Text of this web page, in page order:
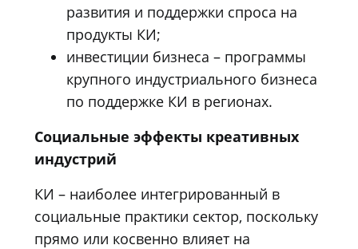
развития и поддержки спроса на
продукты КИ;
инвестиции бизнеса – программы
крупного индустриального бизнеса
по поддержке КИ в регионах.
Социальные эффекты креативных
индустрий
КИ – наиболее интегрированный в
социальные практики сектор, поскольку
прямо или косвенно влияет на